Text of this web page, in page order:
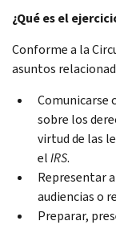
¿Qué es el
Conforme a la
asuntos
Comunicarse
sobre los
virtud de las
elIRS.
Representar
audiencias o
Preparar,